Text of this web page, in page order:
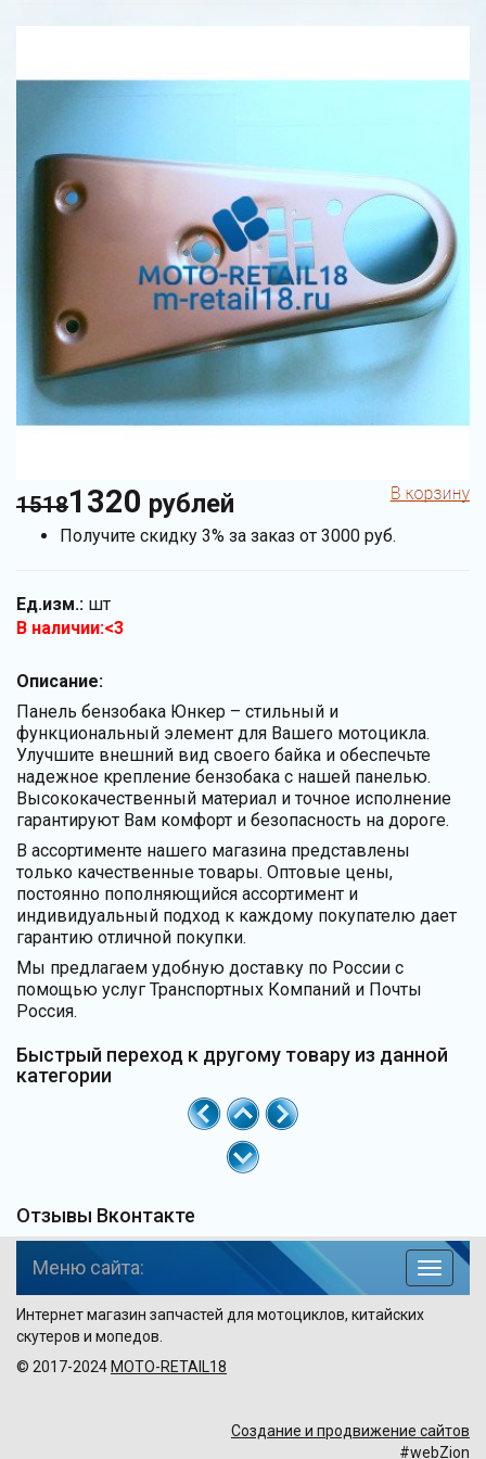
15181320 рублей
Получите скидку 3% за заказ от 3000 руб.
Ед.изм.: шт
В наличии:<3
Описание:
Панель бензобака Юнкер – стильный и
функциональный элемент для Вашего мотоцикла.
Улучшите внешний вид своего байка и обеспечьте
надежное крепление бензобака с нашей панелью.
Высококачественный материал и точное исполнение
гарантируют Вам комфорт и безопасность на дороге.
В ассортименте нашего магазина представлены
только качественные товары. Оптовые цены,
постоянно пополняющийся ассортимент и
индивидуальный подход к каждому покупателю дает
гарантию отличной покупки.
Мы предлагаем удобную доставку по России с
помощью услуг Транспортных Компаний и Почты
Россия.
Быстрый переход к другому товару из данной
категории
Отзывы Вконтакте
по
Меню сайта:
Интернет магазин запчастей для мотоциклов, китайских
скутеров и мопедов.
© 2017-2024 MOTO-RETAIL18
Создание и продвижение сайтов
#webZion